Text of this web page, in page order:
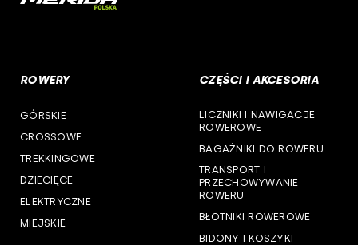
woj. opolskie
woj. podlaskie
woj. pomorskie
woj. śląskie
woj. warmińsko-mazurskie
ROWERY
GÓRSKIE
CROSSOWE
TREKKINGOWE
DZIECIĘCE
ELEKTRYCZNE
MIEJSKIE
CZĘŚCI I AKCESORIA
LICZNIKI I NAWIGACJE
ROWEROWE
BAGAŻNIKI DO ROWERU
TRANSPORT I
PRZECHOWYWANIE
ROWERU
BŁOTNIKI ROWEROWE
BIDONY I KOSZYKI